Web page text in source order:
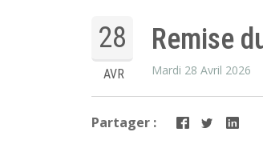
28
AVR
Remise
Mardi 28 Avril 2026
Partager :